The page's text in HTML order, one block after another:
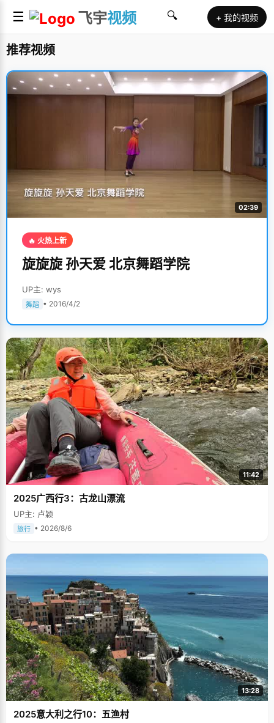
☰ 飞宇视频 🔍 + 我的视频
推荐视频
02:39
🔥 火热上新
旋旋旋 孙天爱 北京舞蹈学院
UP主: wys
舞蹈 • 2016/4/2
11:42
2025广西行3：古龙山漂流
UP主: 卢颖
旅行 • 2026/8/6
13:28
2025意大利之行10：五渔村